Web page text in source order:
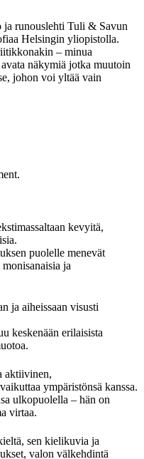
runouslehti Tuli & Savun
Helsingin yliopistolla.
– minua
näkymiä jotka muutoin
johon voi yltää vain
kevyitä,
puolelle menevät
monisanaisia ja
ja aiheissaan visusti
keskenään erilaisista
aktiivinen,
ympäristönsä kanssa.
ulkopuolella – hän on
virtaa.
sen kielikuvia ja
valon välkehdintä